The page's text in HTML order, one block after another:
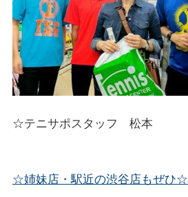
☆テニサポスタッフ 松本
☆姉妹店・駅近の渋谷店もぜひ☆